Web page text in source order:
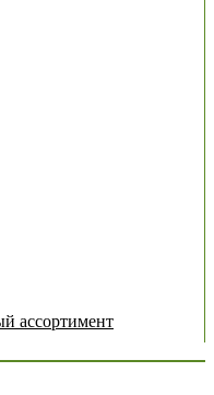
ассортимент